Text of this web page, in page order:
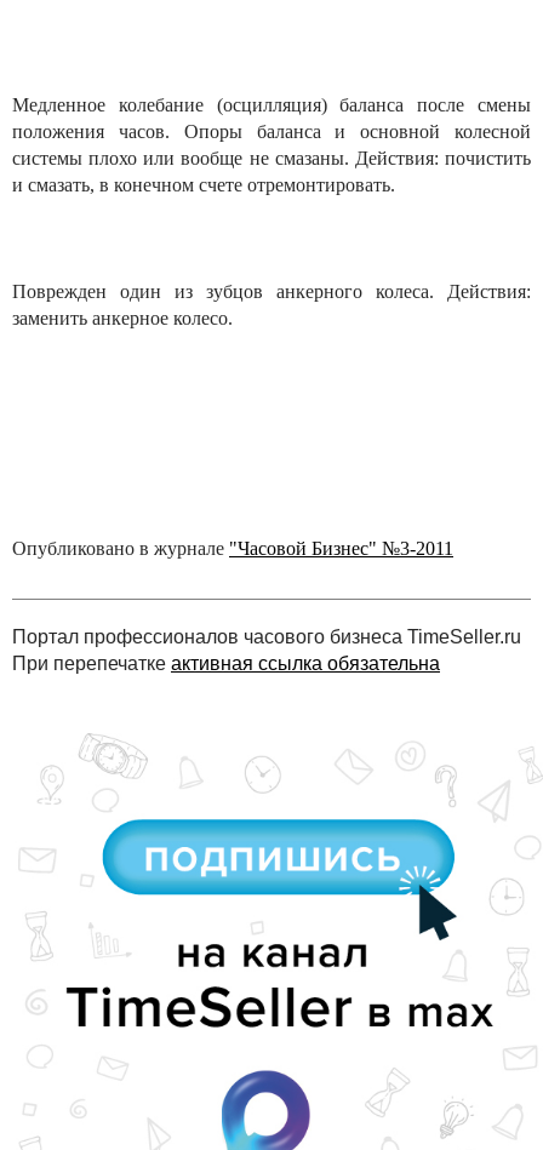
Медленное колебание (осцилляция) баланса после смены
положения часов. Опоры баланса и основной колесной
системы плохо или вообще не смазаны. Действия: почистить
и смазать, в конечном счете отремонтировать.
Поврежден один из зубцов анкерного колеса. Действия:
заменить анкерное колесо.
Опубликовано в журнале "Часовой Бизнес" №3-2011
Портал профессионалов часового бизнеса TimeSeller.ru
При перепечатке активная ссылка обязательна